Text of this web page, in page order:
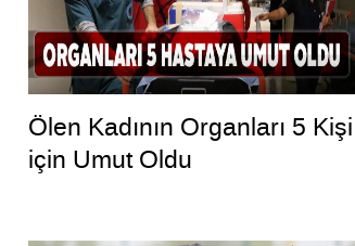
Ölen Kadının Organları 5 Kişi
için Umut Oldu